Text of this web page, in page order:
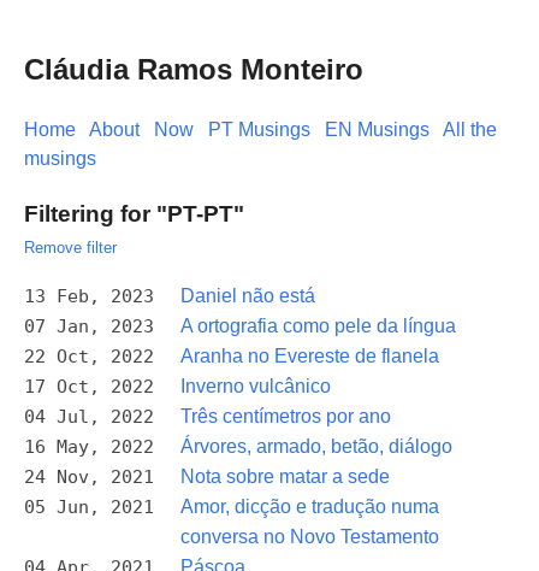
Cláudia Ramos Monteiro
Home About Now PT Musings EN Musings
All the
musings
Filtering for "PT-PT"
Remove filter
13 Feb, 2023 Daniel não está
07 Jan, 2023 A ortografia como pele da língua
22 Oct, 2022 Aranha no Evereste de flanela
17 Oct, 2022 Inverno vulcânico
04 Jul, 2022 Três centímetros por ano
16 May, 2022 Árvores, armado, betão, diálogo
24 Nov, 2021 Nota sobre matar a sede
05 Jun, 2021
Amor, dicção e tradução numa
conversa no Novo Testamento
Páscoa